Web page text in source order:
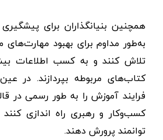
همچنین بنیانگذاران برای
به‌طور مداوم برای بهبود
تلاش کنند و به کسب اطلاعات
کتاب‌های مربوطه بپردازند. در
فرایند آموزش را به طور رسمی در
کسب‌وکار و رهبری راه اندازی
توانمند پرورش دهند.